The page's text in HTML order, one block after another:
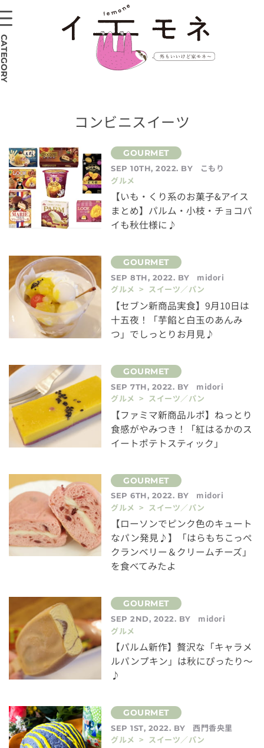
コンビニスイーツ
SEP 10TH, 2022. BY
こもり
グルメ
【いも・くり系のお菓子&アイス
まとめ】パルム・小枝・チョコパ
イも秋仕様に♪
SEP 8TH, 2022. BY
midori
グルメ > スイーツ／パン
【セブン新商品実食】9月10日は
十五夜！「芋餡と白玉のあんみ
つ」でしっとりお月見♪
SEP 7TH, 2022. BY
midori
グルメ > スイーツ／パン
【ファミマ新商品ルポ】ねっとり
食感がやみつき！「紅はるかのス
イートポテトスティック」
SEP 6TH, 2022. BY
midori
グルメ > スイーツ／パン
【ローソンでピンク色のキュート
なパン発見♪】「はらもちこっぺ
クランベリー＆クリームチーズ」
を食べてみたよ
SEP 2ND, 2022. BY
midori
グルメ
【パルム新作】贅沢な「キャラメ
ルパンプキン」は秋にぴったり〜
♪
SEP 1ST, 2022. BY
西門香央里
グルメ > スイーツ／パン